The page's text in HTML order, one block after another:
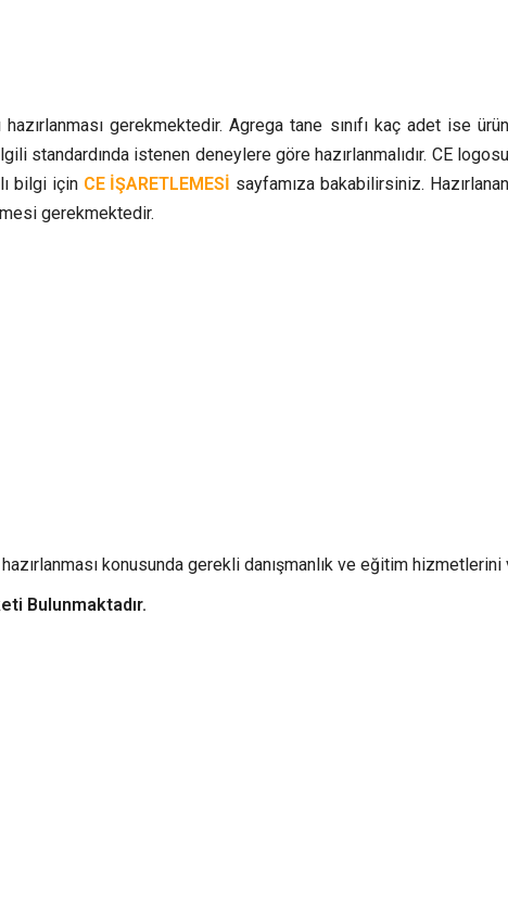
gerekmektedir. Agrega tane sınıfı kaç adet ise ürün
standardında istenen deneylere göre hazırlanmalıdır. CE logosu
bilgi için CE İŞARETLEMESİ sayfamıza bakabilirsiniz. Hazırlanan
gerekmektedir.
hazırlanması konusunda gerekli danışmanlık ve eğitim
Bulunmaktadır.